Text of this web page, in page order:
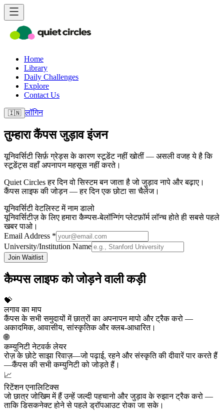
Home
Library
Daily Challenges
Explore
Contact Us
🇮🇳 लॉगिन
तुम्हारा कैंपस जुड़ाव इंजन
यूनिवर्सिटी सिर्फ़ ग्रेड्स के कारण स्टूडेंट नहीं खोतीं — असली वजह ये है कि
स्टूडेंट्स वहाँ अपनापन महसूस नहीं करते।
Quiet Circles हर दिन वो सिस्टम बन जाता है जो जुड़ाव नापे और बढ़ाए।
कैंपस लाइफ की जोड़न — हर दिन एक छोटा सा चैलेंज।
यूनिवर्सिटी वेटलिस्ट में नाम डालो
यूनिवर्सिटीज़ के लिए हमारा कैम्पस-बेलॉन्गिंग प्लेटफ़ॉर्म लॉन्च होते ही सबसे पहले
खबर पाओ।
Email Address *
University/Institution Name
Join Waitlist
कैम्पस लाइफ को जोड़ने वाली कड़ी
💝
लगाव का माप
कैंपस के सभी समुदायों में छात्रों का अपनापन मापो और ट्रैक करो —
अकादमिक, आवासीय, सांस्कृतिक और क्लब-आधारित।
🌐
कम्युनिटी नेटवर्क लेयर
रोज़ के छोटे साझा रिवाज़—जो पढ़ाई, रहने और संस्कृति की दीवारें पार करते हैं
—कैंपस की सभी कम्युनिटी को जोड़ते हैं।
📈
रिटेंशन एनालिटिक्स
जो छात्र जोखिम में हैं उन्हें जल्दी पहचानो और जुड़ाव के रुझान ट्रैक करो —
ताकि डिसकनेक्ट होने से पहले ड्रॉपआउट रोका जा सके।